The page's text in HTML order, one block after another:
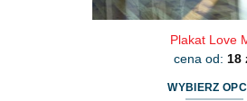
Plakat Love
cena od: 18
WYBIERZ